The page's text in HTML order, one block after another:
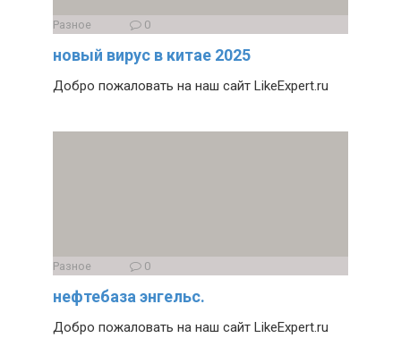
Разное 0
новый вирус в китае 2025
Добро пожаловать на наш сайт LikeExpert.ru
Разное 0
нефтебаза энгельс.
Добро пожаловать на наш сайт LikeExpert.ru